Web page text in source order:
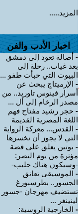
المزيد.....
اخبار الأدب والفن
- أصالة تعود إلى دمشق
بعد غياب.. رحلة إلى
البيوت التي خبأت طفو ...
- الإرميتاج يبحث عن
أسرار فينوس تاوريد.. من
مصدر الرخام إلى أل ...
- حجر رشيد مفتاح فهم
اللغة المصرية القديمة
- القدس... معركة الرواية
التي لا يجوز أن نخسرها
- بوتين يعلق على قصة
مؤثرة من يوم النصر:
-وسيكون هناك حليب-
- الموسيقى تعانق
الجسور.. بطرسبورغ
تستضيف مهرجان -جسور
لينينغر ...
- الخارجية الروسية: